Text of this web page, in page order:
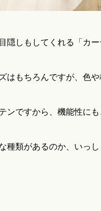
隠しもしてくれる「カ
はもちろんですが、色
ンですから、機能性に
種類があるのか、いっ